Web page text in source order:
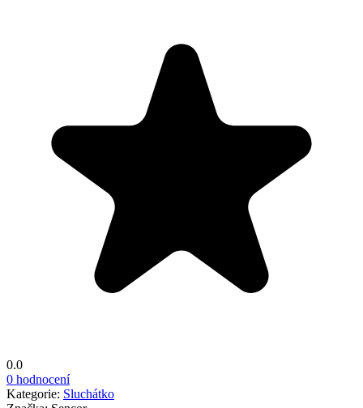
0.0
0 hodnocení
Kategorie: Sluchátko